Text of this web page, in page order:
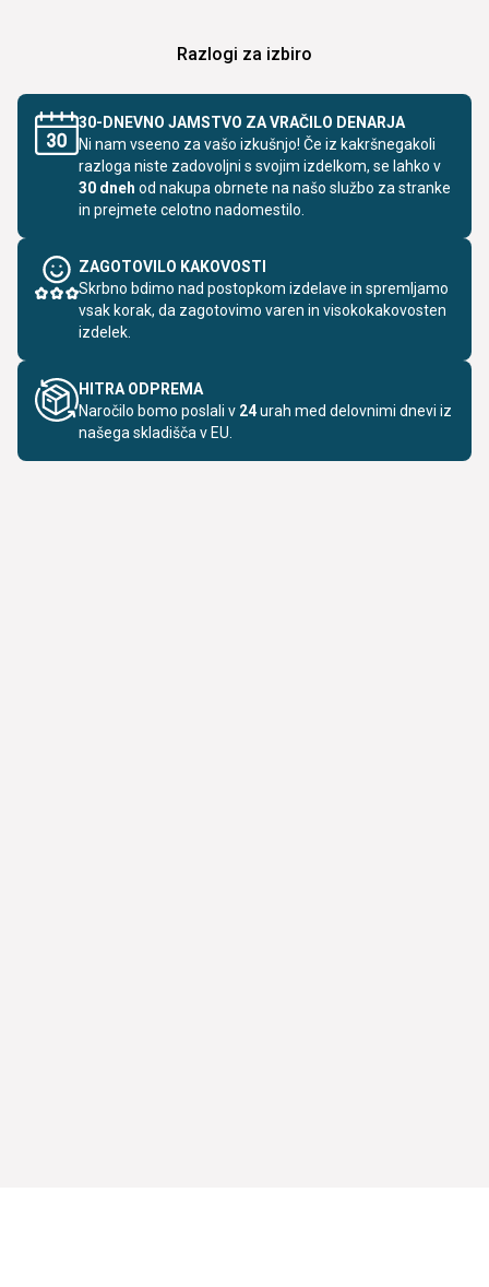
Razlogi za izbiro
30-DNEVNO JAMSTVO ZA VRAČILO DENARJA
Ni nam vseeno za vašo izkušnjo! Če iz kakršnegakoli
razloga niste zadovoljni s svojim izdelkom, se lahko v
30 dneh od nakupa obrnete na našo službo za stranke
in prejmete celotno nadomestilo.
ZAGOTOVILO KAKOVOSTI
Skrbno bdimo nad postopkom izdelave in spremljamo
vsak korak, da zagotovimo varen in visokokakovosten
izdelek.
HITRA ODPREMA
Naročilo bomo poslali v 24urah med delovnimi dnevi iz
našega skladišča v EU.